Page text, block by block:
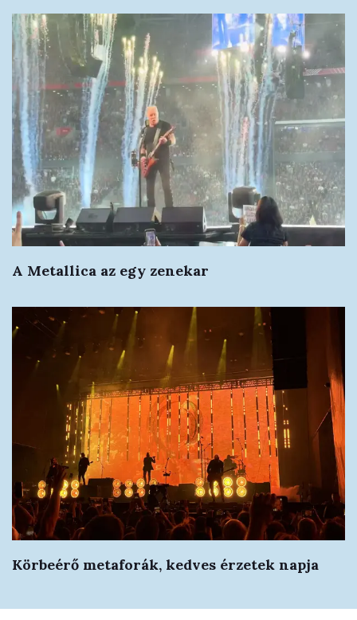
A Metallica az egy zenekar
Körbeérő metaforák, kedves érzetek napja